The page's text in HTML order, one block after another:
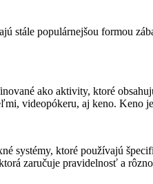
stále populárnejšou formou
ako aktivity, ktoré
videopókeru, aj keno. Keno
systémy, ktoré používajú
zaručuje pravidelnosť a